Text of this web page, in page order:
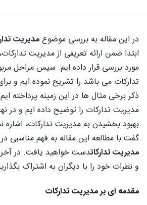
در این مقاله به بررسی موضوعمدیریت
ابتدا ضمن ارائه تعریفی از مدیریت
مورد بررسی قرار داده ایم. سپس مراحل
تدارکات می باشد را تشریح نموده ایم و
ذکر برخی مثال ها در این زمینه پرداخته
مدیریت تدارکات را توضیح داده ایم و در
بهبود بخشیدن به مدیریت تدارکات، اشاره
گفت با مطالعه این مقاله به فهم مناسبی
مدیریت تدارکاتدست خواهید یافت. در آخر
و نظرات خود را با دیگران به اشتراک
مقدمه ای بر مدیریت تدارکات